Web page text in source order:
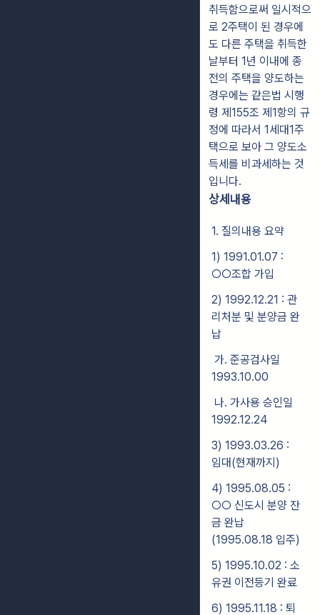
취득함으로써 일시적으
로 2주택이 된 경우에
도 다른 주택을 취득한
날부터 1년 이내에 종
전의 주택을 양도하는
경우에는 같은법 시행
령 제155조 제1항의 규
정에 따라서 1세대1주
택으로 보아 그 양도소
득세를 비과세하는 것
입니다.
상세내용
1. 질의내용 요약
1) 1991.01.07 :
○○조합 가입
2) 1992.12.21 : 관
리처분 및 분양금 완
납
가. 준공검사일
1993.10.00
나. 가사용 승인일
1992.12.24
3) 1993.03.26 :
임대(현재까지)
4) 1995.08.05 :
○○ 신도시 분양 잔
금 완납
(1995.08.18 입주)
5) 1995.10.02 : 소
유권 이전등기 완료
6) 1995.11.18 : 퇴